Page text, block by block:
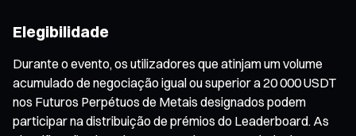
Elegibilidade
Durante o evento, os utilizadores que atinjam um volume
acumulado de negociação igual ou superior a 20 000 USDT
nos Futuros Perpétuos de Metais designados podem
participar na distribuição de prémios do Leaderboard. As